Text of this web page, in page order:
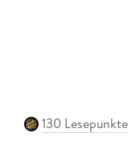
130 Lesepunkte